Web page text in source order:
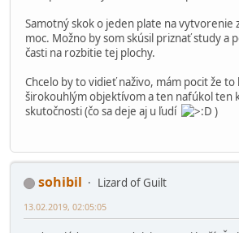
Samotný skok o jeden plate na vytvorenie
moc. Možno by som skúsil priznať study a
časti na rozbitie tej plochy.
Chcelo by to vidieť naživo, mám pocit že
širokouhlým objektívom a ten nafúkol ten
skutočnosti (čo sa deje aj u ľudí
)
sohibil
Lizard of Guilt
13.02.2019, 02:05:05